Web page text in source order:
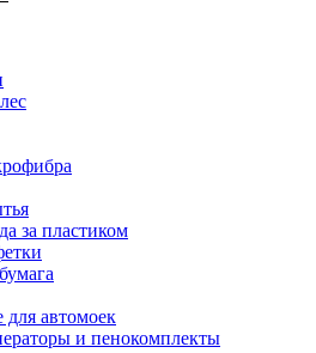
за пластиком
автомоек
и пенокомплекты